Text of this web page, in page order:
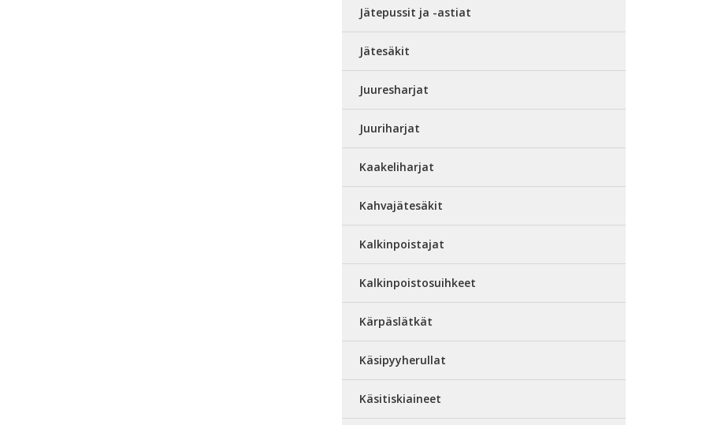
Jätepussit ja -astiat
Jätesäkit
Juuresharjat
Juuriharjat
Kaakeliharjat
Kahvajätesäkit
Kalkinpoistajat
Kalkinpoistosuihkeet
Kärpäslätkät
Käsipyyherullat
Käsitiskiaineet